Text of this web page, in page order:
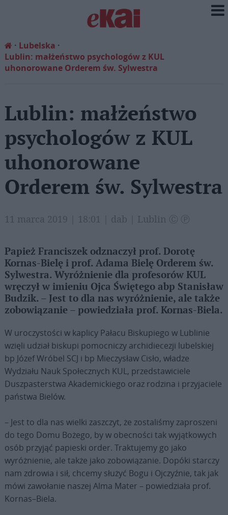
Lubelska
Lublin: małżeństwo psychologów z KUL
uhonorowane Orderem św. Sylwestra
Lublin: małżeństwo
psychologów z KUL
uhonorowane
Orderem św. Sylwestra
11 marca 2019 | 18:01 | dab | Lublin Ⓒ Ⓟ
Papież Franciszek odznaczył prof. Dorotę
Kornas-Bielę i prof. Adama Bielę Orderem św.
Sylwestra. Wyróżnienie dla profesorów KUL
wręczył w imieniu Ojca Świętego abp Stanisław
Budzik. – Jest to dla nas wyróżnienie, ale także
zobowiązanie – powiedziała prof. Kornas-Biela.
W uroczystości w kaplicy Pałacu Biskupiego w Lublinie
wzięli udział biskupi pomocniczy archidiecezji lubelskiej
bp Józef Wróbel SCJ i bp Mieczysław Cisło, władze
Wydziału Nauk Społecznych KUL, przedstawiciele
Duszpasterstwa Akademickiego oraz rodzina i przyjaciele
państwa Bielów.
– Jest to dla nas wielki zaszczyt, że zostaliśmy zaproszeni
do tego Domu Bożego, by w obecności tak wyjątkowych
osób przyjąć papieski order. Traktujemy go jako
wyróżnienie, ale także jako zobowiązanie. Dopóki starczy
nam zdrowia i sił, chcemy służyć Bogu i Ojczyźnie, tak jak
mówi zawołanie naszej Alma Mater – powiedziała prof.
Kornas–Biela.